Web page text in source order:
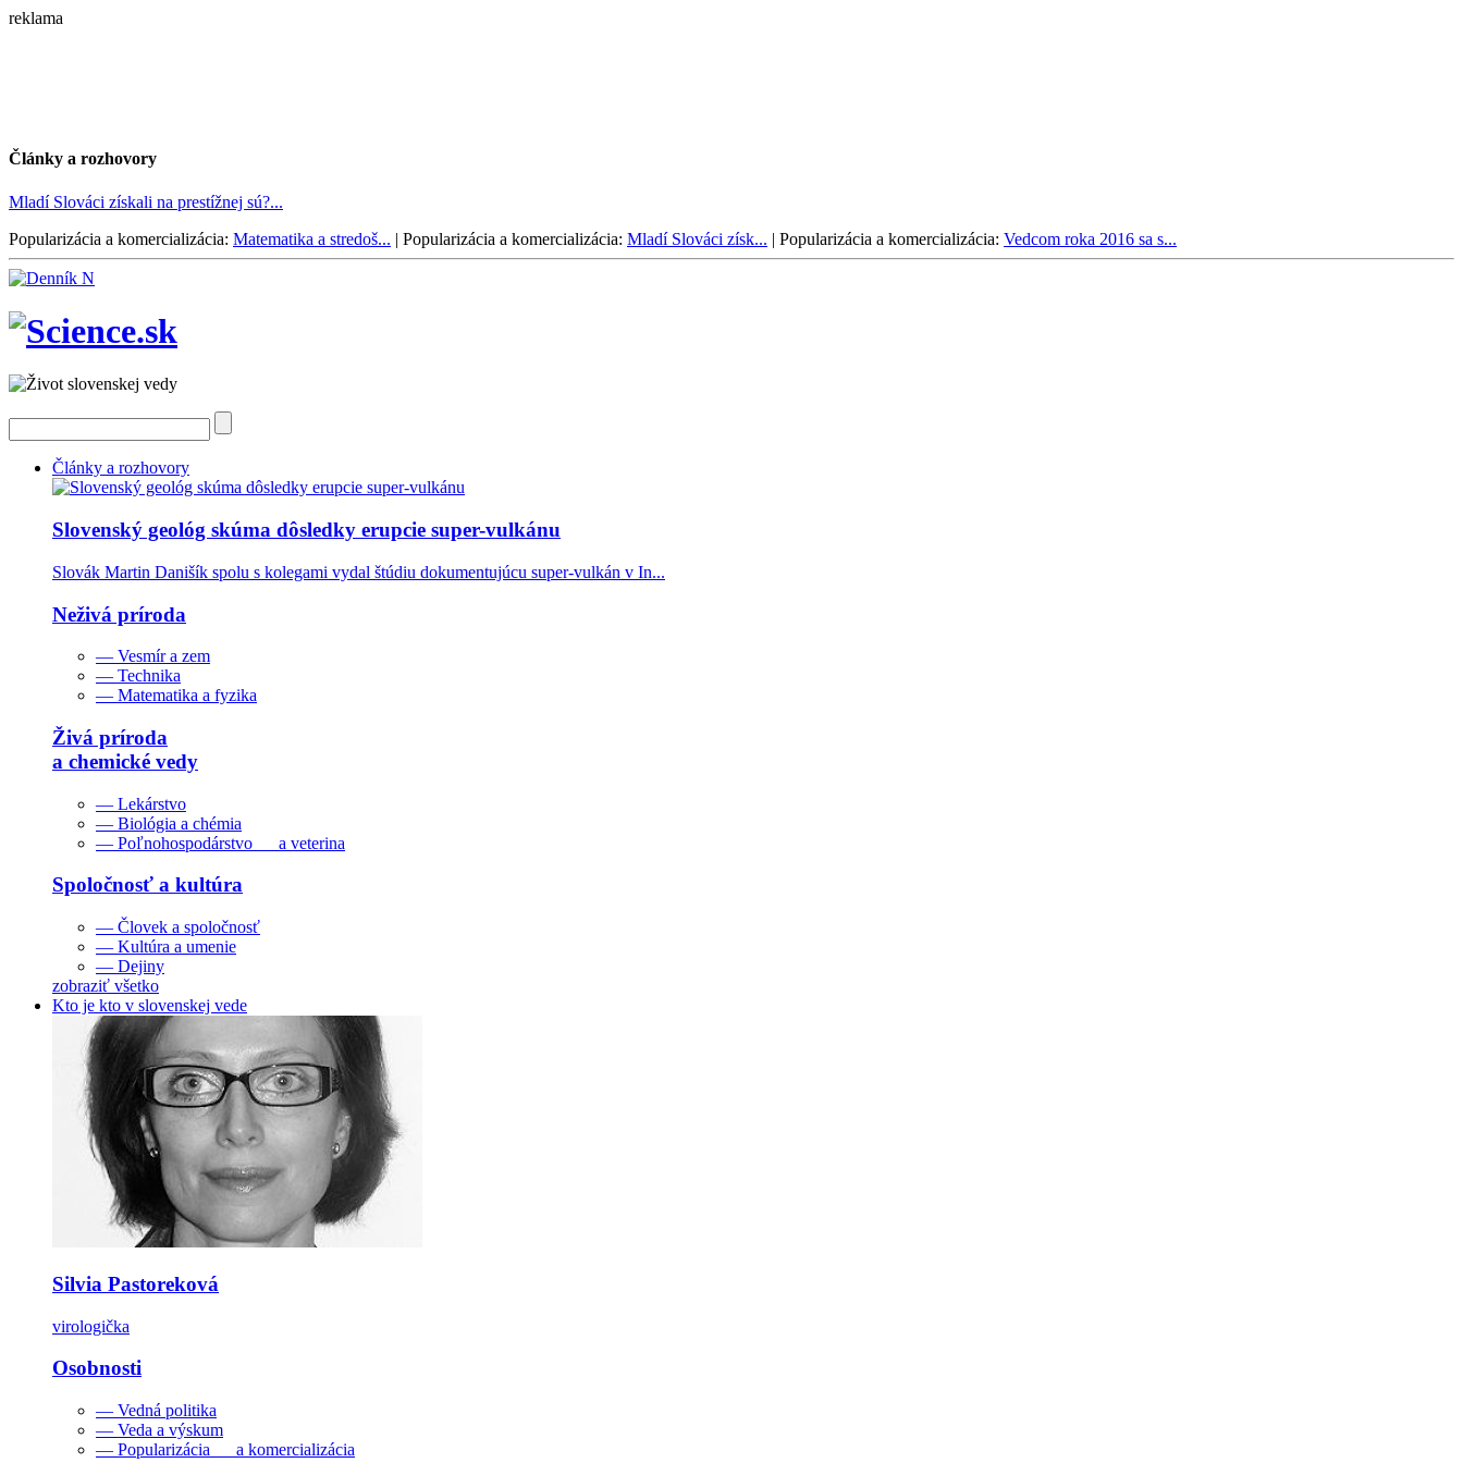
reklama
Články a rozhovory
Mladí Slováci získali na prestížnej sú?...
Popularizácia a komercializácia: Matematika a stredoš... | Popularizácia a komercializácia: Mladí Slováci získ... | Popularizácia a komercializácia: Vedcom roka 2016 sa s...
Články a rozhovory
Slovenský geológ skúma dôsledky erupcie super-vulkánu
Slovák Martin Danišík spolu s kolegami vydal štúdiu dokumentujúcu super-vulkán v In...
Neživá príroda
— Vesmír a zem
— Technika
— Matematika a fyzika
Živá príroda
a chemické vedy
— Lekárstvo
— Biológia a chémia
— Poľnohospodárstvo a veterina
Spoločnosť a kultúra
— Človek a spoločnosť
— Kultúra a umenie
— Dejiny
zobraziť všetko
Kto je kto v slovenskej vede
Silvia Pastoreková
virologička
Osobnosti
— Vedná politika
— Veda a výskum
— Popularizácia a komercializácia